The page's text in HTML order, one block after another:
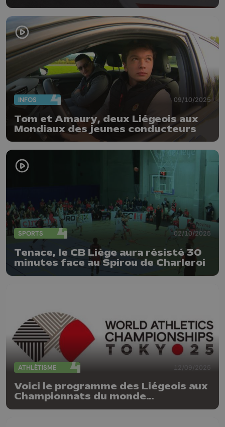
INFOS 09/10/2025
Tom et Amaury, deux Liégeois aux
Mondiaux des jeunes conducteurs
SPORTS 02/10/2025
Tenace, le CB Liège aura résisté 30
minutes face au Spirou de Charleroi
ATHLÉTISME 12/09/2025
Voici le programme des Liégeois aux
Championnats du monde
d'athlétisme à Tokyo